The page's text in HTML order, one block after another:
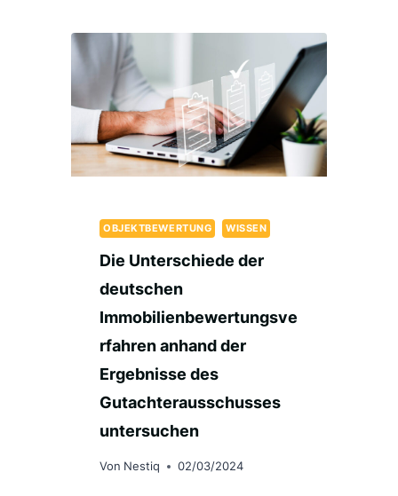
VOM
PRIVATEIGENTUM
OBJEKTBEWERTUNG WISSEN
Die Unterschiede der
deutschen
Immobilienbewertungsve
rfahren anhand der
Ergebnisse des
Gutachterausschusses
untersuchen
Von Nestiq 02/03/2024